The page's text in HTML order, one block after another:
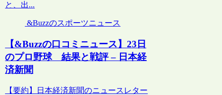
と、出...
&Buzzのスポーツニュース
【&Buzzの口コミニュース】23日
のプロ野球 結果と戦評 – 日本経
済新聞
【要約】日本経済新聞のニュースレター